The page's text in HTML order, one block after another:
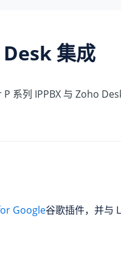
集成
系列 IPPBX 与 Zoho
Google谷歌插件，并与